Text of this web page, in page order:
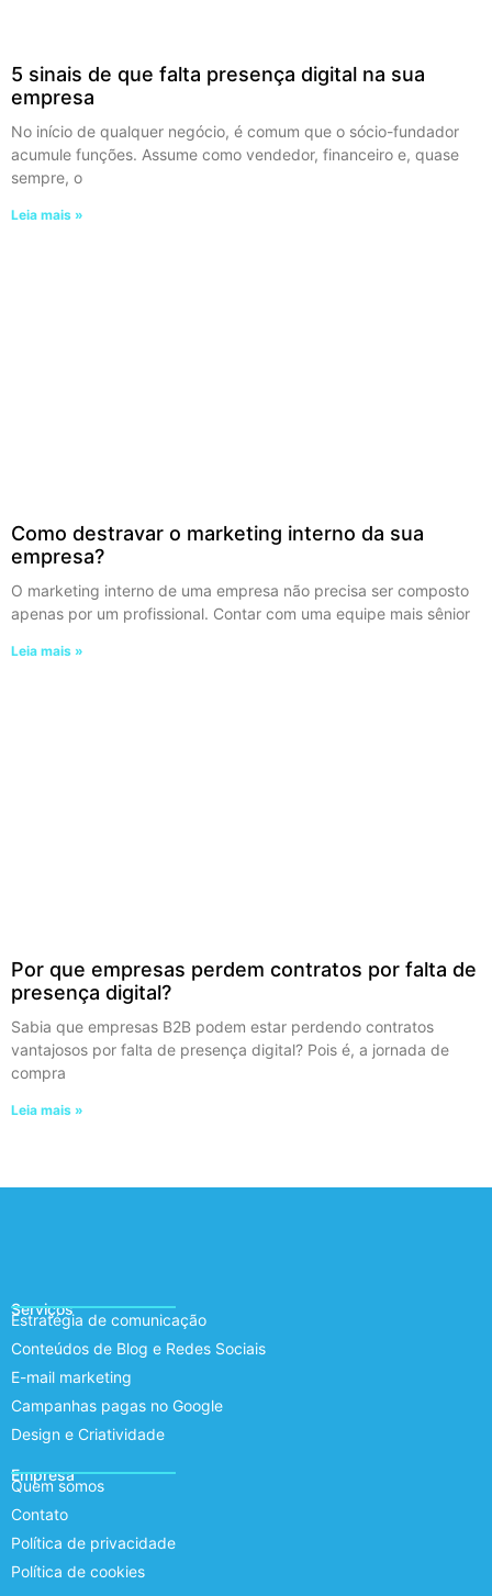
5 sinais de que falta presença digital na sua
empresa
No início de qualquer negócio, é comum que o sócio-fundador
acumule funções. Assume como vendedor, financeiro e, quase
sempre, o
Leia mais »
Como destravar o marketing interno da sua
empresa?
O marketing interno de uma empresa não precisa ser composto
apenas por um profissional. Contar com uma equipe mais sênior
Leia mais »
Por que empresas perdem contratos por falta de
presença digital?
Sabia que empresas B2B podem estar perdendo contratos
vantajosos por falta de presença digital? Pois é, a jornada de
compra
Leia mais »
Serviços
Estratégia de comunicação
Conteúdos de Blog e Redes Sociais
E-mail marketing
Campanhas pagas no Google
Design e Criatividade
Empresa
Quem somos
Contato
Política de privacidade
Política de cookies